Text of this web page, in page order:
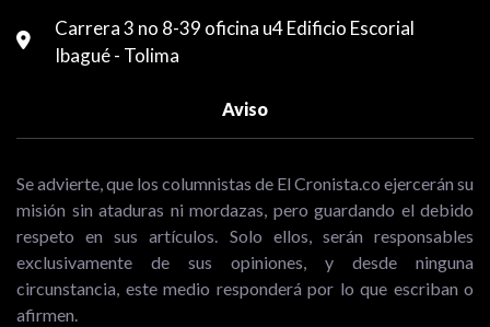
Carrera 3 no 8-39 oficina u4 Edificio Escorial
Ibagué - Tolima
Aviso
Se advierte, que los columnistas de El Cronista.co ejercerán su
misión sin ataduras ni mordazas, pero guardando el debido
respeto en sus artículos. Solo ellos, serán responsables
exclusivamente de sus opiniones, y desde ninguna
circunstancia, este medio responderá por lo que escriban o
afirmen.